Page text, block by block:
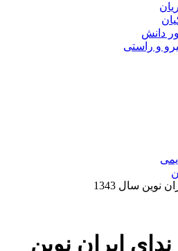
دانش
و راستی
نوین سال 1343
ندای ایران نوین